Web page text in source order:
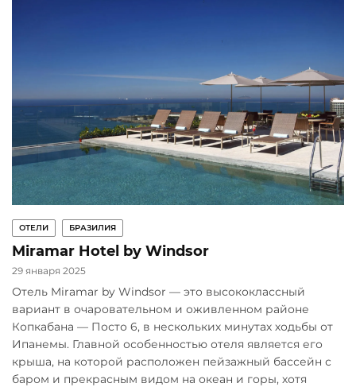
ОТЕЛИ БРАЗИЛИЯ
Miramar Hotel by Windsor
29 января 2025
Отель Miramar by Windsor — это высококлассный
вариант в очаровательном и оживленном районе
Копкабана — Посто 6, в нескольких минутах ходьбы от
Ипанемы. Главной особенностью отеля является его
крыша, на которой расположен пейзажный бассейн с
баром и прекрасным видом на океан и горы, хотя